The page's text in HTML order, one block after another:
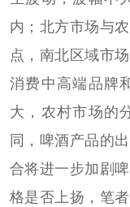
内；北方市场与
点，南北区域市
消费中高端品牌
大，农村市场的
同，啤酒产品的
合将进一步加剧
格是否上扬，笔